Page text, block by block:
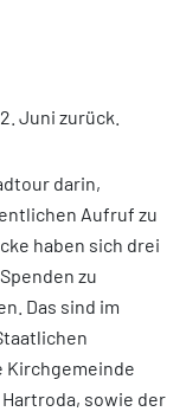
Juni zurück.
darin,
Aufruf zu
haben sich drei
zu
Das sind im
Kirchgemeinde
sowie der